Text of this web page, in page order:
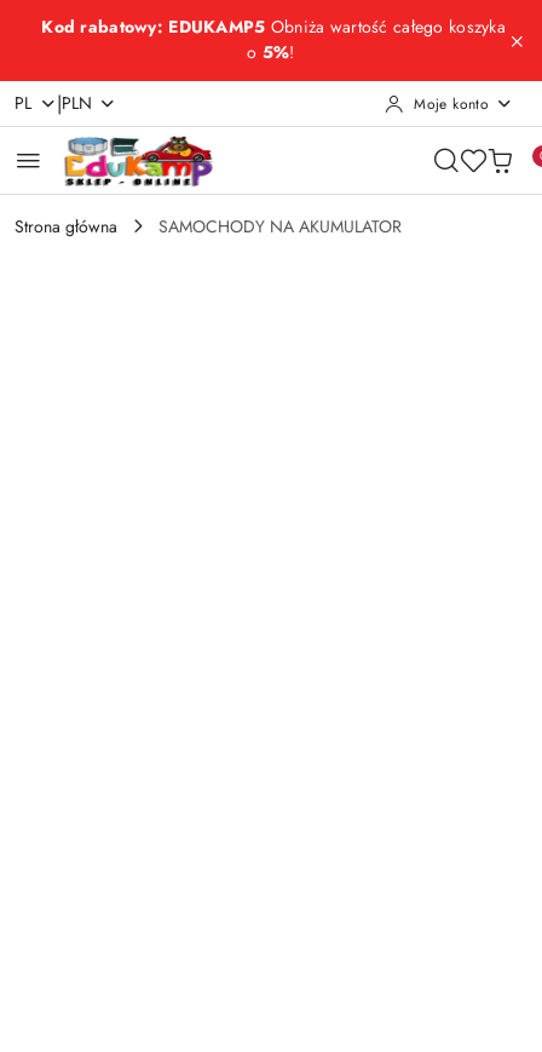
Przejdź do treści głównej
Przejdź do wyszukiwarki
Przejdź do moje konto
Przejdź do menu głównego
Przejdź do opisu produktu
Przejdź do stopki
Kod rabatowy: EDUKAMP5 Obniża wartość całego koszyka
o 5%!
PL |PLN Moje konto
Strona główna SAMOCHODY NA AKUMULATOR